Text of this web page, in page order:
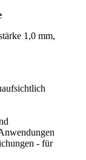
1,0 mm,
- für